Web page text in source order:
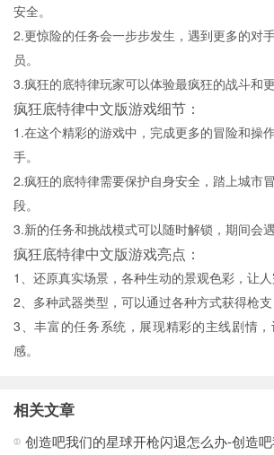
安全。
2.更惊险的任务会一步步发生，遇到更多的对
员。
3.疯狂的底特律玩家可以体验最疯狂的战斗和
疯狂底特律中文版游戏细节：
1.在这个精彩的游戏中，完成更多的冒险和操
手。
2.疯狂的底特律需要保护自身安全，踏上城市
段。
3.新的任务和挑战模式可以随时解锁，期间会
疯狂底特律中文版游戏亮点：
1、还原真实场景，各种生动的景观色彩，让人
2、多种武器类型，可以通过各种方式获得枪支
3、丰富的任务系统，展现精彩的主线剧情
感。
相关文章